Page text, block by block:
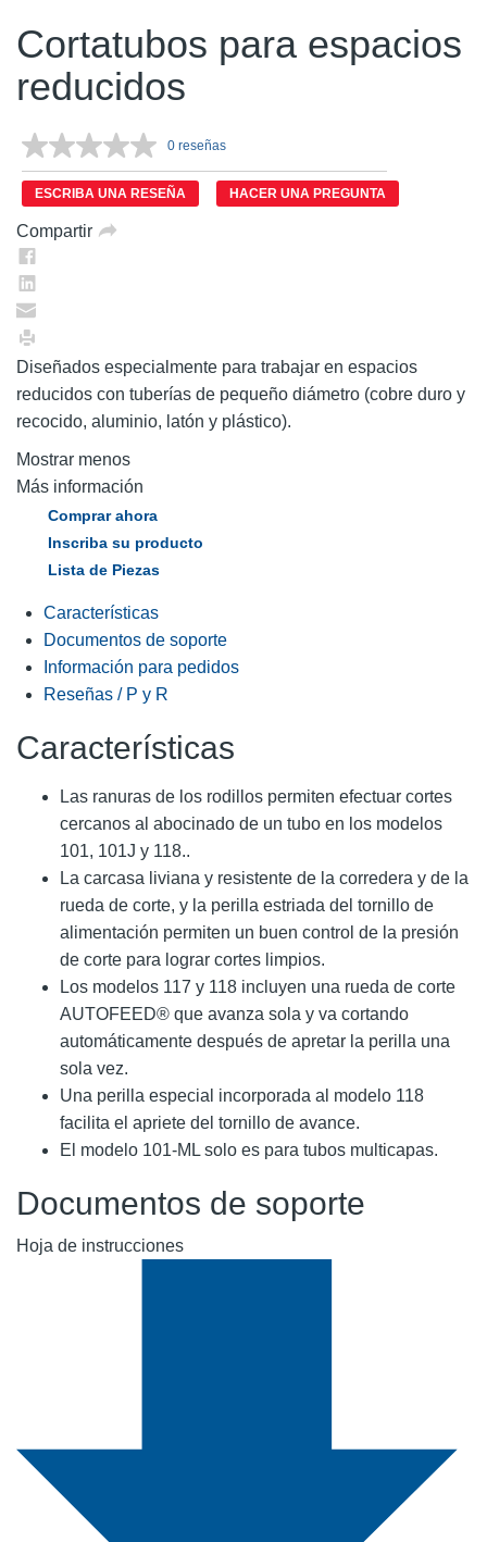
Cortatubos para espacios
reducidos
Sin
puntuación.
Enlace
en
0 reseñas
ESCRIBA UNA RESEÑA HACER UNA PREGUNTA
Compartir
Diseñados especialmente para trabajar en espacios
reducidos con tuberías de pequeño diámetro (cobre duro y
recocido, aluminio, latón y plástico).
Mostrar menos
Más información
Comprar ahora
Inscriba su producto
Lista de Piezas
Características
Documentos de soporte
Información para pedidos
Reseñas / P y R
Características
Las ranuras de los rodillos permiten efectuar cortes
cercanos al abocinado de un tubo en los modelos
101, 101J y 118..
La carcasa liviana y resistente de la corredera y de la
rueda de corte, y la perilla estriada del tornillo de
alimentación permiten un buen control de la presión
de corte para lograr cortes limpios.
Los modelos 117 y 118 incluyen una rueda de corte
AUTOFEED® que avanza sola y va cortando
automáticamente después de apretar la perilla una
sola vez.
Una perilla especial incorporada al modelo 118
facilita el apriete del tornillo de avance.
El modelo 101-ML solo es para tubos multicapas.
Documentos de soporte
Hoja de instrucciones